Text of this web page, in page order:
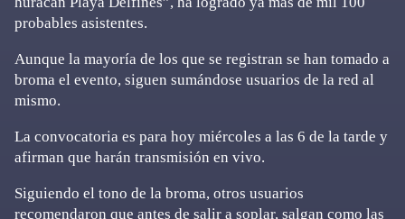
probables asistentes.
Aunque la mayoría de los que se registran se han tomado a
broma el evento, siguen sumándose usuarios de la red al
mismo.
La convocatoria es para hoy miércoles a las 6 de la tarde y
afirman que harán transmisión en vivo.
Siguiendo el tono de la broma, otros usuarios
recomendaron que antes de salir a soplar, salgan como las